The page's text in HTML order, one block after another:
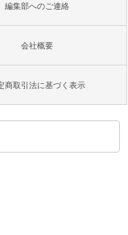
編集部へのご連絡
会社概要
商取引法に基づく表示